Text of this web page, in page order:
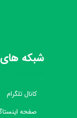
شبکه
کانال تلگرام
صفحه